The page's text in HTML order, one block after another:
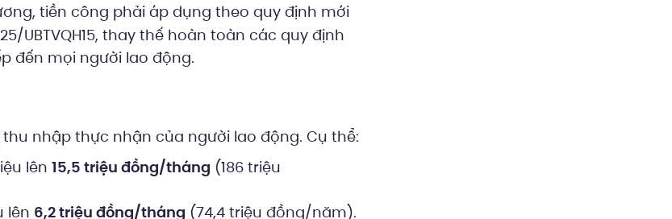
tiền công phải áp dụng theo quy định mới
UBTVQH15, thay thế hoàn toàn các quy định
đến mọi người lao động.
nhập thực nhận của người lao động. Cụ thể:
lên 15,5 triệu đồng/tháng (186 triệu
lên 6,2 triệu đồng/tháng (74,4 triệu đồng/năm).